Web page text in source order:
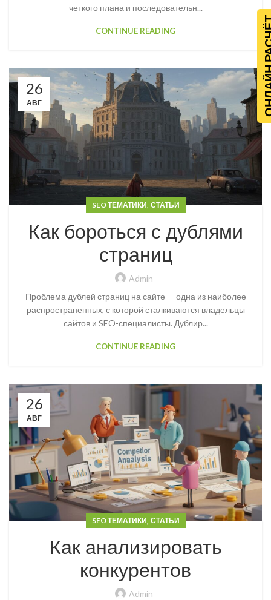
четкого плана и последовательн...
CONTINUE READING
26
АВГ
SEO ТЕМАТИКИ, СТАТЬИ
Как бороться с дублями
страниц
Admin
Проблема дублей страниц на сайте — одна из наиболее
распространенных, с которой сталкиваются владельцы
сайтов и SEO-специалисты. Дублир...
CONTINUE READING
26
АВГ
SEO ТЕМАТИКИ, СТАТЬИ
Как анализировать
конкурентов
Admin